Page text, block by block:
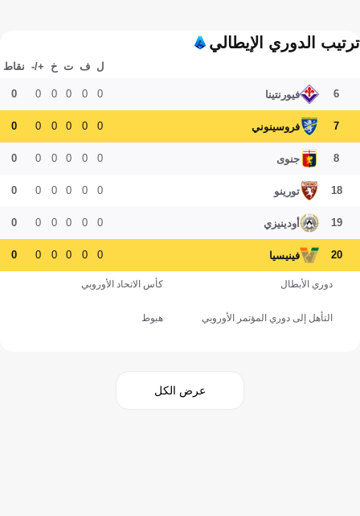
ترتيب الدوري الإيطالي
ل ف ت خ +/- نقاط
6 فيورنتينا 0
0
0
0
0
0
7 فروسينوني 0
0
0
0
0
0
8 جنوى 0
0
0
0
0
0
18 تورينو 0
0
0
0
0
0
19 أودينيزي 0
0
0
0
0
0
20 فينيسيا 0
0
0
0
0
0
دوري الأبطال كأس الاتحاد الأوروبي
التأهل إلى دوري المؤتمر الأوروبي هبوط
عرض الكل